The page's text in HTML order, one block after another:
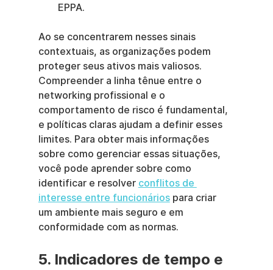
EPPA.
Ao se concentrarem nesses sinais
contextuais, as organizações podem
proteger seus ativos mais valiosos.
Compreender a linha tênue entre o
networking profissional e o
comportamento de risco é fundamental,
e políticas claras ajudam a definir esses
limites. Para obter mais informações
sobre como gerenciar essas situações,
você pode aprender sobre como
identificar e resolver conflitos de
interesse entre funcionários para criar
um ambiente mais seguro e em
conformidade com as normas.
5. Indicadores de tempo e